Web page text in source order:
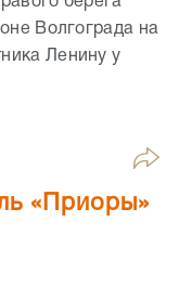
Волгограда на
Ленину у
«Приоры»